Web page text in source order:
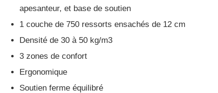
apesanteur, et base de soutien
1 couche de 750 ressorts ensachés de 12 cm
Densité de 30 à 50 kg/m3
3 zones de confort
Ergonomique
Soutien ferme équilibré